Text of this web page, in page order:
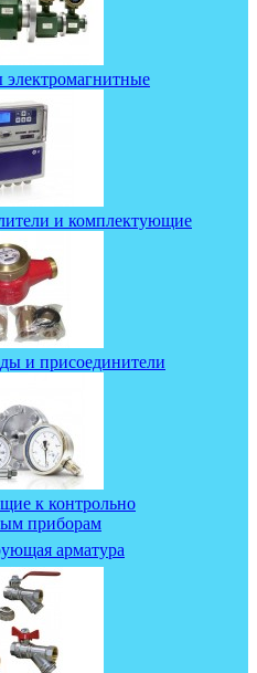
электромагнитные
и комплектующие
и присоединители
к контрольно
приборам
арматура